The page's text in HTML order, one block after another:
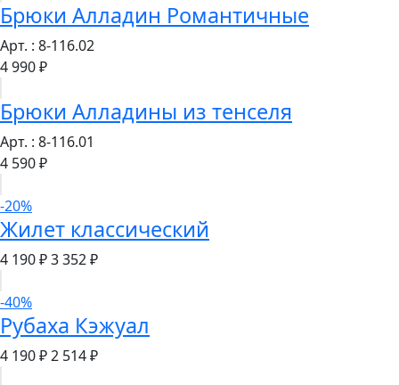
Брюки Алладин Романтичные
Арт. : 8-116.02
4 990 ₽
Брюки Алладины из тенселя
Арт. : 8-116.01
4 590 ₽
-20%
Жилет классический
4 190 ₽3 352 ₽
-40%
Рубаха Кэжуал
4 190 ₽2 514 ₽